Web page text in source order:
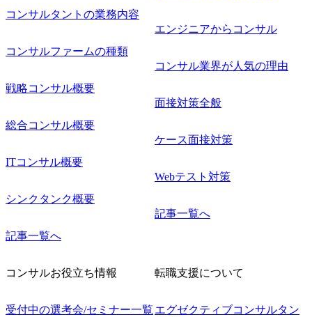
コンサルタントの業務内容
コンサルファームの種類
戦略コンサル概要
総合コンサル概要
ITコンサル概要
シンクタンク概要
記事一覧へ
エンジニアからコンサル
コンサル業界が人気の理由
面接対策全般
ケース面接対策
Webテスト対策
記事一覧へ
コンサルお役立ち情報
受付中の選考会/セミナー一覧
転職支援について
エグゼクティブコンサルタン